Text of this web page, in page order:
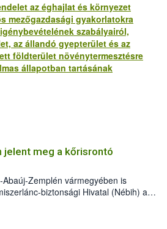
az éghajlat és környezet
mezőgazdasági gyakorlatokra
szabályairól,
az állandó gyepterület és az
földterület növénytermesztésre
állapotban tartásának
jelent meg a kőrisrontó
Zemplén vármegyében is
biztonsági Hivatal (Nébih) a
(Agrilus planipennis) jelenlétét. A
találták meg, de már fertőzött